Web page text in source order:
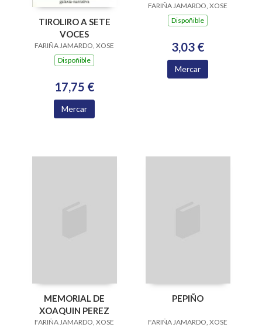
TIROLIRO A SETE
VOCES
FARIÑA JAMARDO, XOSE
Dispoñible
17,75 €
Mercar
FARIÑA JAMARDO, XOSE
Dispoñible
3,03 €
Mercar
MEMORIAL DE
XOAQUIN PEREZ
FARIÑA JAMARDO, XOSE
PEPIÑO
FARIÑA JAMARDO, XOSE